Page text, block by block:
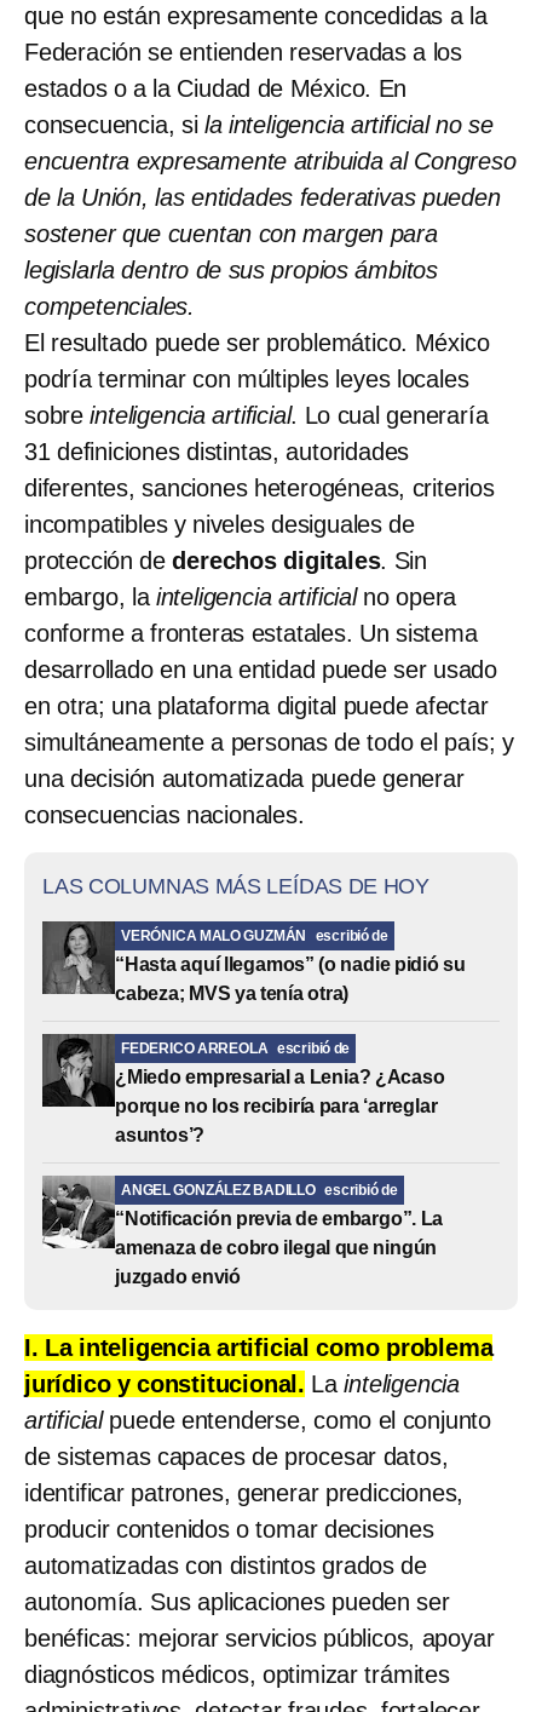
que no están expresamente concedidas a la
Federación se entienden reservadas a los
estados o a la Ciudad de México. En
consecuencia, si la inteligencia artificial no se
encuentra expresamente atribuida al Congreso
de la Unión, las entidades federativas pueden
sostener que cuentan con margen para
legislarla dentro de sus propios ámbitos
competenciales.
El resultado puede ser problemático. México
podría terminar con múltiples leyes locales
sobreinteligencia artificial. Lo cual generaría
31 definiciones distintas, autoridades
diferentes, sanciones heterogéneas, criterios
incompatibles y niveles desiguales de
protección dederechos digitales. Sin
embargo, la inteligencia artificialno opera
conforme a fronteras estatales. Un sistema
desarrollado en una entidad puede ser usado
en otra; una plataforma digital puede afectar
simultáneamente a personas de todo el país; y
una decisión automatizada puede generar
consecuencias nacionales.
LAS COLUMNAS MÁS LEÍDAS DE HOY
VERÓNICA MALO GUZMÁN escribió de
“Hasta aquí llegamos” (o nadie pidió su
cabeza; MVS ya tenía otra)
FEDERICO ARREOLA escribió de
¿Miedo empresarial a Lenia? ¿Acaso
porque no los recibiría para ‘arreglar
asuntos’?
ANGEL GONZÁLEZ BADILLO escribió de
“Notificación previa de embargo”. La
amenaza de cobro ilegal que ningún
juzgado envió
I. La inteligencia artificial como problema
jurídico y constitucional. Lainteligencia
artificialpuede entenderse, como el conjunto
de sistemas capaces de procesar datos,
identificar patrones, generar predicciones,
producir contenidos o tomar decisiones
automatizadas con distintos grados de
autonomía. Sus aplicaciones pueden ser
benéficas: mejorar servicios públicos, apoyar
diagnósticos médicos, optimizar trámites